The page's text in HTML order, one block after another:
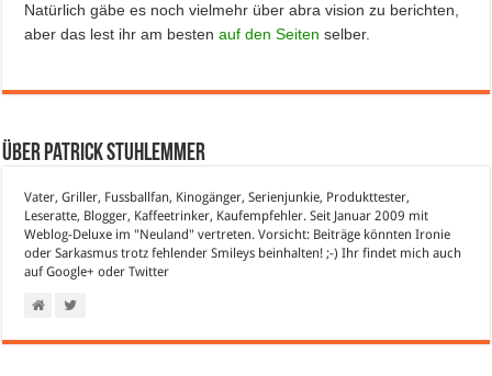
Natürlich gäbe es noch vielmehr über abra vision zu berichten,
aber das lest ihr am bestenauf den Seiten selber.
Über Patrick Stuhlemmer
Vater, Griller, Fussballfan, Kinogänger, Serienjunkie, Produkttester,
Leseratte, Blogger, Kaffeetrinker, Kaufempfehler. Seit Januar 2009 mit
Weblog-Deluxe im "Neuland" vertreten. Vorsicht: Beiträge könnten Ironie
oder Sarkasmus trotz fehlender Smileys beinhalten! ;-) Ihr findet mich auch
aufGoogle+ oderTwitter